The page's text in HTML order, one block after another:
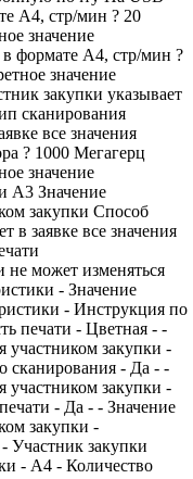
А4, стр/мин ? 20
значение
в формате А4, стр/мин ?
значение
закупки указывает
сканирования
все значения
? 1000 Мегагерц
значение
А3 Значение
закупки Способ
в заявке все значения
не может изменяться
- Значение
- Инструкция по
печати - Цветная - -
участником закупки -
сканирования - Да - -
участником закупки -
- Да - - Значение
закупки -
Участник закупки
- A4 - Количество